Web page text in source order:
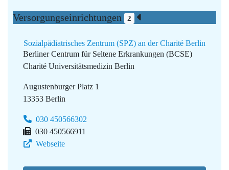
Versorgungseinrichtungen 2
Sozialpädiatrisches Zentrum (SPZ) an der Charité Berlin
Berliner Centrum für Seltene Erkrankungen (BCSE)
Charité Universitätsmedizin Berlin
Augustenburger Platz 1
13353 Berlin
030 450566302
030 450566911
Webseite